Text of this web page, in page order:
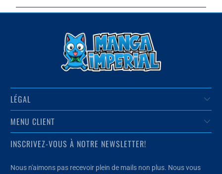
LÉGAL
MENU CLIENT
INSCRIVEZ-VOUS À NOTRE NEWSLETTER!
Nous n'aimons pas recevoir plein de mails non plus. Nous vous